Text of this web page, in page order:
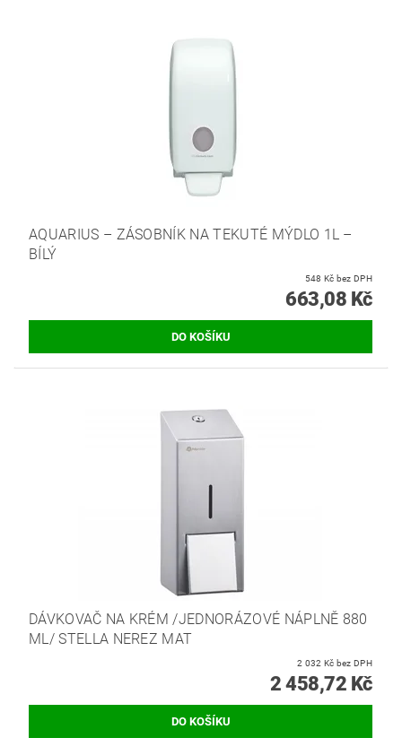
AQUARIUS – ZÁSOBNÍK NA TEKUTÉ MÝDLO 1L –
BÍLÝ
548 Kč bez DPH
663,08 Kč
DÁVKOVAČ NA KRÉM /JEDNORÁZOVÉ NÁPLNĚ 880
ML/ STELLA NEREZ MAT
2 032 Kč bez DPH
2 458,72 Kč